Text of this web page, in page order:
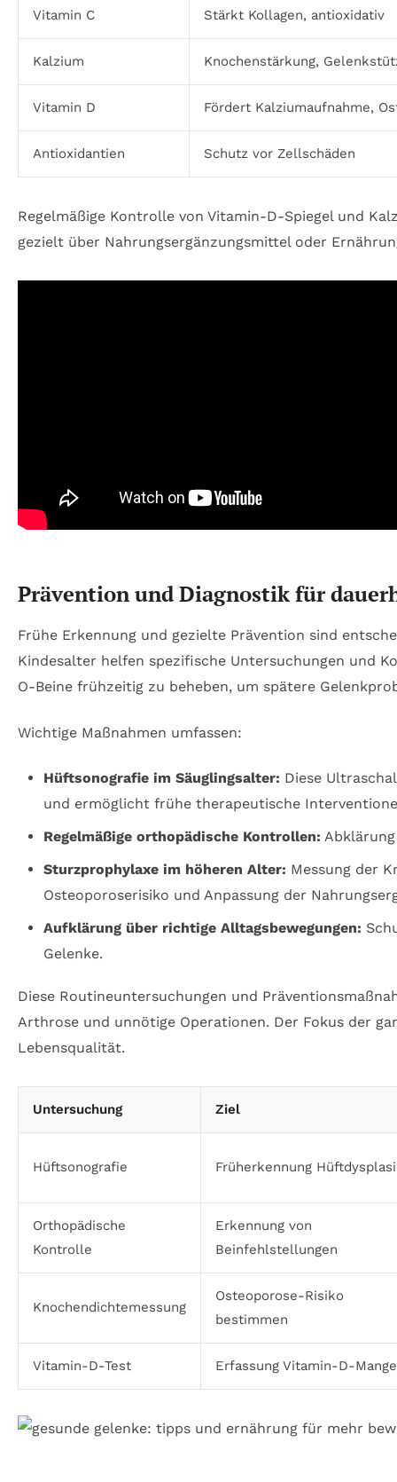
Vitamin C Stärkt Kollagen, antioxidativ
Kalzium Knochenstärkung,
Vitamin D Fördert Kalziumaufnahme,
Antioxidantien Schutz vor Zellschäden
Regelmäßige Kontrolle von Vitamin-D-Spiegel und
gezielt über Nahrungsergänzungsmittel oder
Prävention und Diagnostik für
Frühe Erkennung und gezielte Prävention sind
Kindesalter helfen spezifische Untersuchungen und
O-Beine frühzeitig zu beheben, um spätere
Wichtige Maßnahmen umfassen:
Hüftsonografie im Säuglingsalter: Diese
und ermöglicht frühe therapeutische
Regelmäßige orthopädische Kontrollen:
Sturzprophylaxe im höheren Alter: Messung der
Osteoporoserisiko und Anpassung der
Aufklärung über richtige Alltagsbewegungen:
Gelenke.
Diese Routineuntersuchungen und
Arthrose und unnötige Operationen. Der Fokus der
Lebensqualität.
Untersuchung Ziel
Hüftsonografie Früherkennung
Orthopädische
Kontrolle
Erkennung von
Beinfehlstellungen
Knochendichtemessung
Osteoporose-Risiko
bestimmen
Vitamin-D-Test Erfassung Vitamin-D-